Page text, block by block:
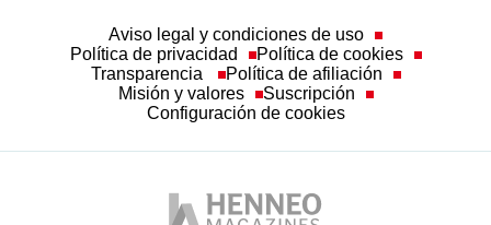
Aviso legal y condiciones de uso
Política de privacidad
Política de cookies
Transparencia
Política de afiliación
Misión y valores
Suscripción
Configuración de cookies